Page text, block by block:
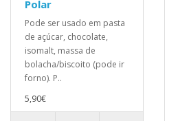
Polar
Pode ser usado em pasta
de açúcar, chocolate,
isomalt, massa de
bolacha/biscoito (pode ir
forno). P..
5,90€